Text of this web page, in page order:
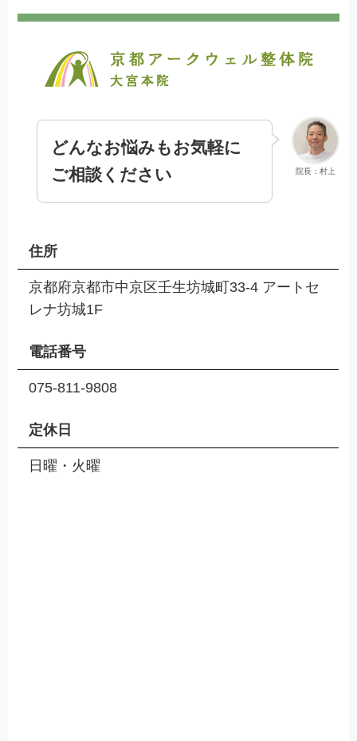
院長：村上
どんなお悩みもお気軽に
ご相談ください
住所
京都府京都市中京区壬生坊城町33-4 アートセ
レナ坊城1F
電話番号
075-811-9808
定休日
日曜・火曜